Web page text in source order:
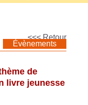
<<< Retour
Évènements
de
livre jeunesse